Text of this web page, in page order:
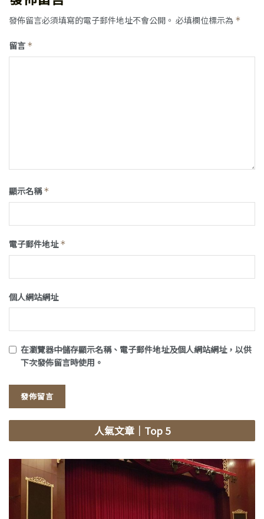
發佈留言必須填寫的電子郵件地址不會公開。 必填欄位標示為 *
留言 *
顯示名稱*
電子郵件地址*
個人網站網址
在瀏覽器中儲存顯示名稱、電子郵件地址及個人網站網址，以供
下次發佈留言時使用。
人氣文章｜Top 5